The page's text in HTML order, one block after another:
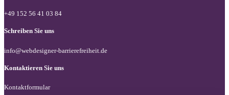
+49 152 56 41 03 84
Schreiben Sie uns
info@webdesigner-barrierefreiheit.de
Kontaktieren Sie uns
Kontaktformular